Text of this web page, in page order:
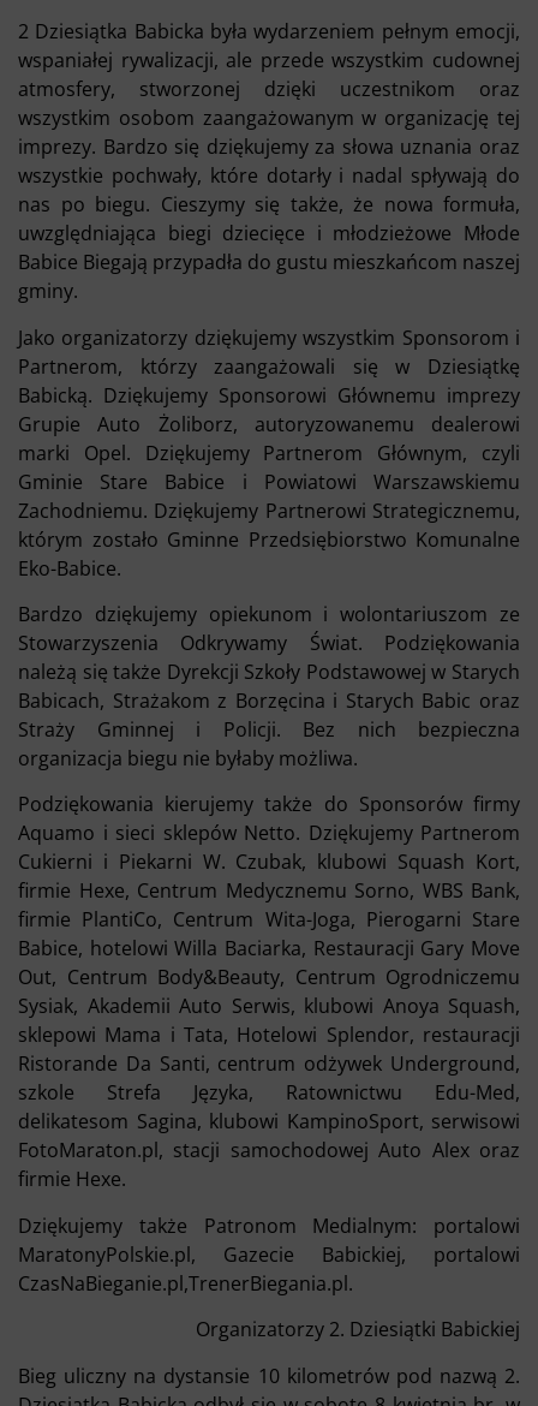
2 Dziesiątka Babicka była wydarzeniem pełnym emocji,
wspaniałej rywalizacji, ale przede wszystkim cudownej
atmosfery, stworzonej dzięki uczestnikom oraz
wszystkim osobom zaangażowanym w organizację tej
imprezy. Bardzo się dziękujemy za słowa uznania oraz
wszystkie pochwały, które dotarły i nadal spływają do
nas po biegu. Cieszymy się także, że nowa formuła,
uwzględniająca biegi dziecięce i młodzieżowe Młode
Babice Biegają przypadła do gustu mieszkańcom naszej
gminy.
Jako organizatorzy dziękujemy wszystkim Sponsorom i
Partnerom, którzy zaangażowali się w Dziesiątkę
Babicką. Dziękujemy Sponsorowi Głównemu imprezy
Grupie Auto Żoliborz, autoryzowanemu dealerowi
marki Opel. Dziękujemy Partnerom Głównym, czyli
Gminie Stare Babice i Powiatowi Warszawskiemu
Zachodniemu. Dziękujemy Partnerowi Strategicznemu,
którym zostało Gminne Przedsiębiorstwo Komunalne
Eko-Babice.
Bardzo dziękujemy opiekunom i wolontariuszom ze
Stowarzyszenia Odkrywamy Świat. Podziękowania
należą się także Dyrekcji Szkoły Podstawowej w Starych
Babicach, Strażakom z Borzęcina i Starych Babic oraz
Straży Gminnej i Policji. Bez nich bezpieczna
organizacja biegu nie byłaby możliwa.
Podziękowania kierujemy także do Sponsorów firmy
Aquamo i sieci sklepów Netto. Dziękujemy Partnerom
Cukierni i Piekarni W. Czubak, klubowi Squash Kort,
firmie Hexe, Centrum Medycznemu Sorno, WBS Bank,
firmie PlantiCo, Centrum Wita-Joga, Pierogarni Stare
Babice, hotelowi Willa Baciarka, Restauracji Gary Move
Out, Centrum Body&Beauty, Centrum Ogrodniczemu
Sysiak, Akademii Auto Serwis, klubowi Anoya Squash,
sklepowi Mama i Tata, Hotelowi Splendor, restauracji
Ristorande Da Santi, centrum odżywek Underground,
szkole Strefa Języka, Ratownictwu Edu-Med,
delikatesom Sagina, klubowi KampinoSport, serwisowi
FotoMaraton.pl, stacji samochodowej Auto Alex oraz
firmie Hexe.
Dziękujemy także Patronom Medialnym: portalowi
MaratonyPolskie.pl, Gazecie Babickiej, portalowi
CzasNaBieganie.pl,TrenerBiegania.pl.
Organizatorzy 2. Dziesiątki Babickiej
Bieg uliczny na dystansie 10 kilometrów pod nazwą 2.